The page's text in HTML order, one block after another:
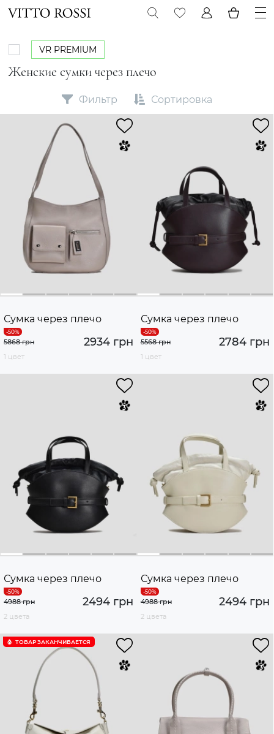
Женские сумки через плечо
VR PREMIUM
Фильтр Сортировка
Сумка через плечо
2934 грн
5868 грн
1 цвет
Сумка через плечо
2784 грн
5568 грн
1 цвет
Сумка через плечо
2494 грн
4988 грн
2 цвета
Сумка через плечо
2494 грн
4988 грн
2 цвета
ТОВАР ЗАКАНЧИВАЕТСЯ